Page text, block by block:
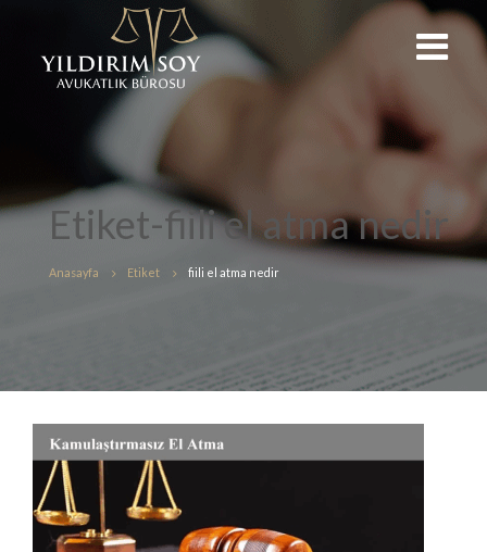
Etiket-fiili el atma nedir
Anasayfa Etiket fiili el atma nedir